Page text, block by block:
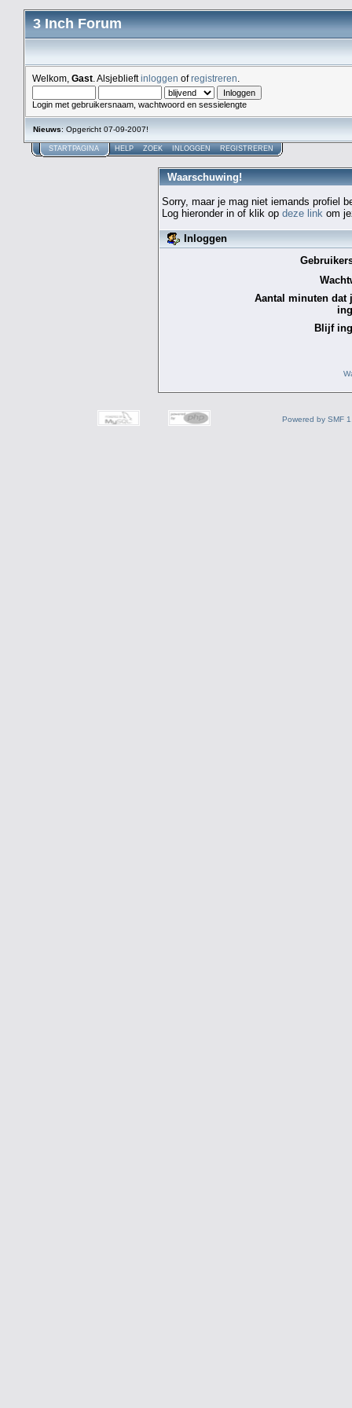
3 Inch Forum
Welkom, Gast . Alsjeblieftinloggen ofregistreren
Login met gebruikersnaam, wachtwoord en sessielengte
Nieuws: Opgericht 07-09-2007!
STARTPAGINA HELP ZOEK INLOGGEN REGISTREREN
Waarschuwing!
Sorry, maar je mag niet iemands profiel
Log hieronder in of klik op deze link om
Inloggen
Aantal minuten dat
Blijf
Powered by SMF